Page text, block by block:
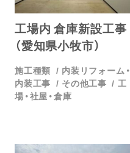
工場内 倉庫新設工事
（愛知県小牧市）
施工種類
内装リフォーム・
内装工事
その他工事
工
場・社屋・倉庫